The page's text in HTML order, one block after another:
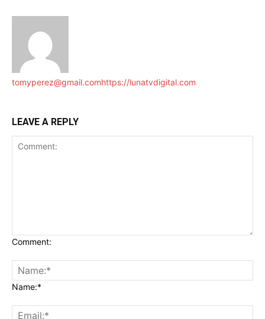
tomyperez@gmail.comhttps://lunatvdigital.com
LEAVE A REPLY
Comment:
Name:*